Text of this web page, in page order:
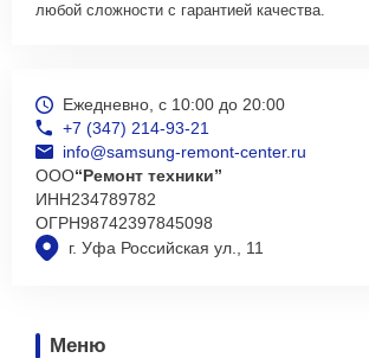
любой сложности с гарантией качества.
г. Уфа Российская ул., 11
Ежедневно, с 10:00 до 20:00
+7 (347) 214-93-21
info@samsung-remont-center.ru
ООО“Ремонт техники”
ИНН234789782
ОГРН98742397845098
Меню